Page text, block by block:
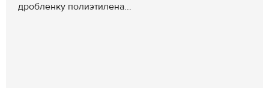
дробленку полиэтилена...